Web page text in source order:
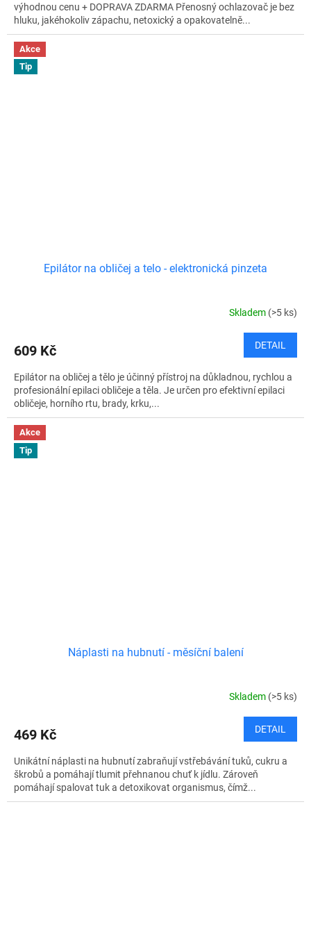
výhodnou cenu + DOPRAVA ZDARMA Přenosný ochlazovač je bez
hluku, jakéhokoliv zápachu, netoxický a opakovatelně...
Akce
Tip
Epilátor na obličej a telo - elektronická pinzeta
Skladem (>5 ks)
609 Kč DETAIL
Epilátor na obličej a tělo je účinný přístroj na důkladnou, rychlou a
profesionální epilaci obličeje a těla. Je určen pro efektivní epilaci
obličeje, horního rtu, brady, krku,...
Akce
Tip
Náplasti na hubnutí - měsíční balení
Skladem (>5 ks)
469 Kč DETAIL
Unikátní náplasti na hubnutí zabraňují vstřebávání tuků, cukru a
škrobů a pomáhají tlumit přehnanou chuť k jídlu. Zároveň
pomáhají spalovat tuk a detoxikovat organismus, čímž...